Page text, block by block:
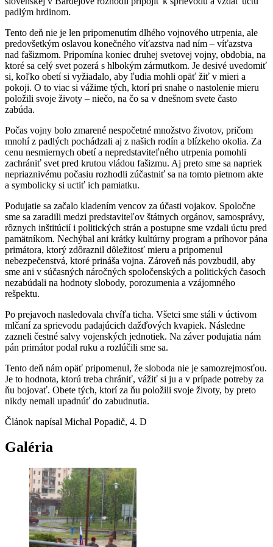
padlým hrdinom.
Tento deň nie je len pripomenutím dlhého vojnového utrpenia, ale
predovšetkým oslavou konečného víťazstva nad ním – víťazstva
nad fašizmom. Pripomína koniec druhej svetovej vojny, obdobia, na
ktoré sa celý svet pozerá s hlbokým zármutkom. Je desivé uvedomiť
si, koľko obetí si vyžiadalo, aby ľudia mohli opäť žiť v mieri a
pokoji. O to viac si vážime tých, ktorí pri snahe o nastolenie mieru
položili svoje životy – niečo, na čo sa v dnešnom svete často
zabúda.
Počas vojny bolo zmarené nespočetné množstvo životov, pričom
mnohí z padlých pochádzali aj z našich rodín a blízkeho okolia. Za
cenu nesmiernych obetí a nepredstaviteľného utrpenia pomohli
zachrániť svet pred krutou vládou fašizmu. Aj preto sme sa napriek
nepriaznivému počasiu rozhodli zúčastniť sa na tomto pietnom akte
a symbolicky si uctiť ich pamiatku.
Podujatie sa začalo kladením vencov za účasti vojakov. Spoločne
sme sa zaradili medzi predstaviteľov štátnych orgánov, samosprávy,
rôznych inštitúcií i politických strán a postupne sme vzdali úctu pred
pamätníkom. Nechýbal ani krátky kultúrny program a príhovor pána
primátora, ktorý zdôraznil dôležitosť mieru a pripomenul
nebezpečenstvá, ktoré prináša vojna. Zároveň nás povzbudil, aby
sme ani v súčasných náročných spoločenských a politických časoch
nezabúdali na hodnoty slobody, porozumenia a vzájomného
rešpektu.
Po prejavoch nasledovala chvíľa ticha. Všetci sme stáli v úctivom
mlčaní za sprievodu padajúcich dažďových kvapiek. Následne
zazneli čestné salvy vojenských jednotiek. Na záver podujatia nám
pán primátor podal ruku a rozlúčili sme sa.
Tento deň nám opäť pripomenul, že sloboda nie je samozrejmosťou.
Je to hodnota, ktorú treba chrániť, vážiť si ju a v prípade potreby za
ňu bojovať. Obete tých, ktorí za ňu položili svoje životy, by preto
nikdy nemali upadnúť do zabudnutia.
Článok napísal Michal Popadič, 4. D
Galéria